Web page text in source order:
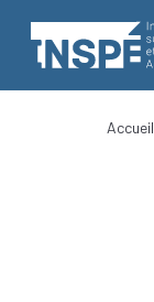
contenu
principal
principale
Accueil